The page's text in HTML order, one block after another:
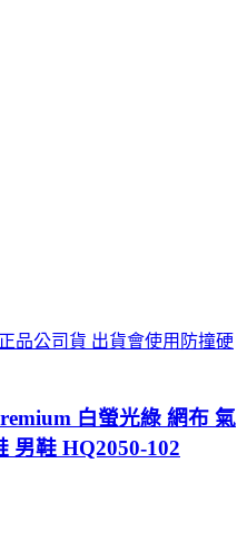
品公司貨 出貨會使用防撞硬
白螢光綠 網布 氣
男鞋 HQ2050-102